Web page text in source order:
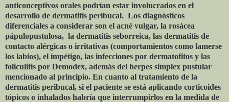
anticonceptivos orales podrían estar involucrados en el
desarrollo de dermatitis peribucal. Los diagnósticos
diferenciales a considerar son el acné vulgar, la rosácea
pápulopustulosa, la dermatitis seborreica, las dermatitis de
contacto alérgicas o irritativas (comportamientos como lamerse
los labios), el impétigo, las infecciones por dermatofitos y las
foliculitis por Demodex, además del herpes simplex pustular
mencionado al principio. En cuanto al tratamiento de la
dermatitis peribucal, si el paciente se está aplicando corticoides
tópicos o inhalados habría que interrumpirlos en la medida de